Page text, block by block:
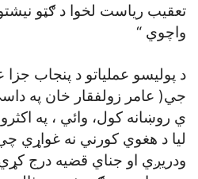
تعقيب رياست لخوا د ګټو
واچوي “
د پوليسو عملياتو د پنجاب
جي( عامر زولفقار خان په
ي روښانه کول، وائي ، په
ليا د هغوي کورني نه غواړي
ودريږي او جناي قضيه درج